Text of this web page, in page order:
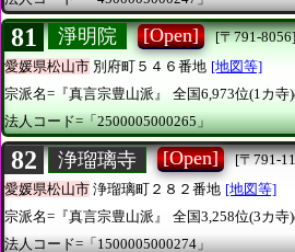
81 淨明院 [Open]
[〒791-8056]
愛媛県松山市 別府町５４６番地 [地図等]
宗派名=『真言宗豊山派』
全国6,973位(1カ寺
法人コード=「2500005000265」
82 浄瑠璃寺 [Open]
[〒791-
愛媛県松山市 浄瑠璃町２８２番地 [地図等]
宗派名=『真言宗豊山派』
全国3,258位(3カ寺
法人コード=「1500005000274」